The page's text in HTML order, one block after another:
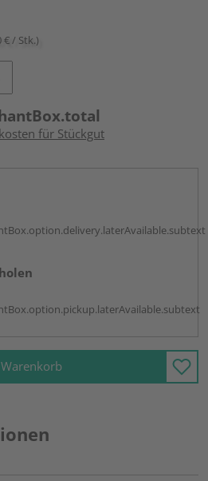
€ / Stk.)
für Stückgut